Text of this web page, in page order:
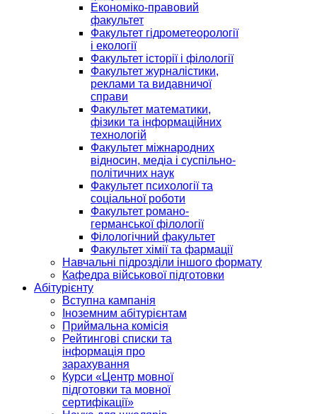
Економіко-правовий
факультет
Факультет гідрометеорології
і екології
Факультет історії і філології
Факультет журналістики,
реклами та видавничої
справи
Факультет математики,
фізики та інформаційних
технологій
Факультет міжнародних
відносин, медіа і суспільно-
політичних наук
Факультет психології та
соціальної роботи
Факультет романо-
германської філології
Філологічний факультет
Факультет хімії та фармації
Навчальні підрозділи іншого формату
Кафедра військової підготовки
Абітурієнту
Вступна кампанія
Іноземним абітурієнтам
Приймальна комісія
Рейтингові списки та
інформація про
зарахування
Курси «Центр мовної
підготовки та мовної
сертифікації»